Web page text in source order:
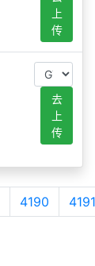
上
传
去
上
传
4190 4191